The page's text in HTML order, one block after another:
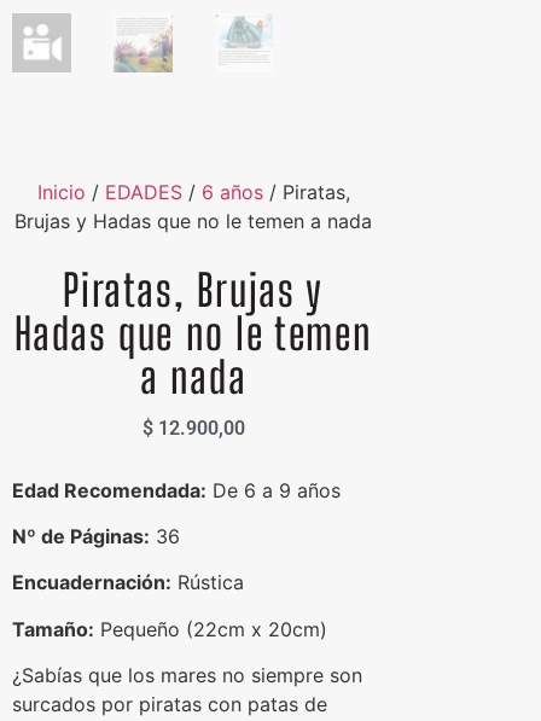
Inicio / EDADES/ 6 años/ Piratas,
Brujas y Hadas que no le temen a nada
Piratas, Brujas y
Hadas que no le temen
a nada
$12.900,00
Edad Recomendada: De 6 a 9 años
Nº de Páginas: 36
Encuadernación: Rústica
Tamaño: Pequeño (22cm x 20cm)
¿Sabías que los mares no siempre son
surcados por piratas con patas de